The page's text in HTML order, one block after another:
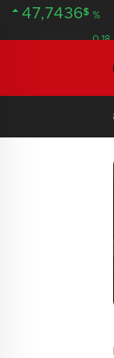
47,7436$ %
0.18